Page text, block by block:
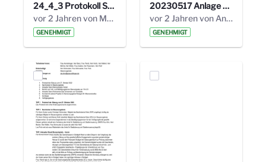
24_4_3 Protokoll Steuerungskreis.pdf
vor 2 Jahren von Marcel Eckert
GENEHMIGT
20230517 Anlage 1_35. Steuerungskreis.pdf
vor 2 Jahren von Anni Schlumberger
GENEHMIGT